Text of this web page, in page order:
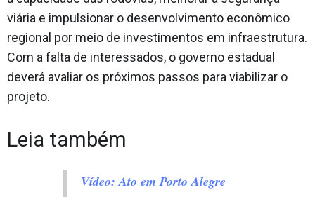
viária e impulsionar o desenvolvimento econômico
regional por meio de investimentos em infraestrutura.
Com a falta de interessados, o governo estadual
deverá avaliar os próximos passos para viabilizar o
projeto.
Leia também
Vídeo: Ato em Porto Alegre